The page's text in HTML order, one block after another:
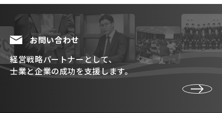
お問い合わせ
経営戦略パートナーとして、
士業と企業の成功を支援します。